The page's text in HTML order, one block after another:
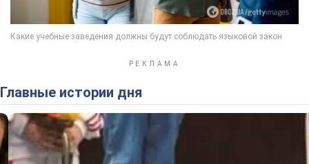
Главные истории дня